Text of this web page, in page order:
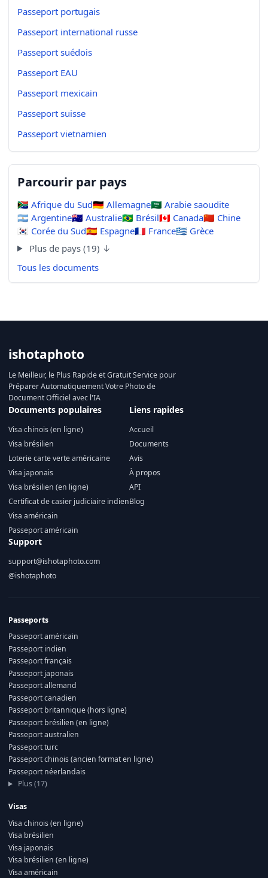
Passeport portugais
Passeport international russe
Passeport suédois
Passeport EAU
Passeport mexicain
Passeport suisse
Passeport vietnamien
Parcourir par pays
🇿🇦 Afrique du Sud🇩🇪 Allemagne🇸🇦 Arabie saoudite
🇦🇷 Argentine🇦🇺 Australie🇧🇷 Brésil🇨🇦 Canada🇨🇳 Chine
🇰🇷 Corée du Sud🇪🇸 Espagne🇫🇷 France🇬🇷 Grèce
Plus de pays (19) ↓
Tous les documents
ishotaphoto
Le Meilleur, le Plus Rapide et Gratuit Service pour
Préparer Automatiquement Votre Photo de
Document Officiel avec l'IA
Documents populaires
Visa chinois (en ligne)
Visa brésilien
Loterie carte verte américaine
Visa japonais
Visa brésilien (en ligne)
Certificat de casier judiciaire indien
Visa américain
Passeport américain
Liens rapides
Accueil
Documents
Avis
À propos
API
Blog
Support
support@ishotaphoto.com
@ishotaphoto
Passeports
Passeport américain
Passeport indien
Passeport français
Passeport japonais
Passeport allemand
Passeport canadien
Passeport britannique (hors ligne)
Passeport brésilien (en ligne)
Passeport australien
Passeport turc
Passeport chinois (ancien format en ligne)
Passeport néerlandais
Plus (17)
Visas
Visa chinois (en ligne)
Visa brésilien
Visa japonais
Visa brésilien (en ligne)
Visa américain